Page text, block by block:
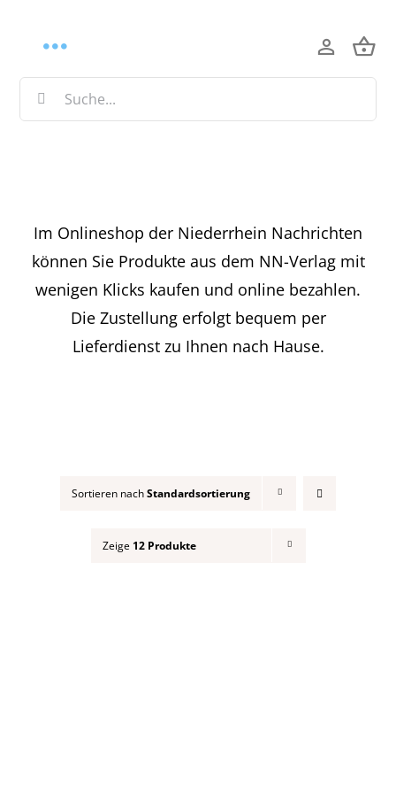
Suche
nach:
Toggle
Navigation
Home
Im Onlineshop der Niederrhein Nachrichten
können Sie Produkte aus dem NN-Verlag mit
wenigen Klicks kaufen und online bezahlen.
Die Zustellung erfolgt bequem per
Lieferdienst zu Ihnen nach Hause.
Sortieren nachStandardsortierung
Zeige 12 Produkte